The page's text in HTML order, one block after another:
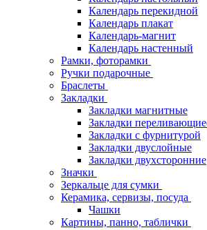
Календарь перекидной
Календарь плакат
Календарь-магнит
Календарь настенный
Рамки, фоторамки
Ручки подарочные
Браслеты
Закладки
Закладки магнитные
Закладки
Закладки с фурнитурой
Закладки двуслойные
Закладки двухсторонние
Значки
Зеркальце для сумки
Керамика, сервизы, посуда
Чашки
Картины, панно, таблички